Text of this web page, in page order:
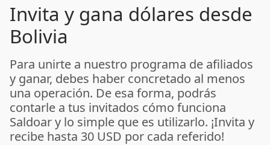
Invita y gana dólares desde
Bolivia
Para unirte a nuestro programa de afiliados
y ganar, debes haber concretado al menos
una operación. De esa forma, podrás
contarle a tus invitados cómo funciona
Saldoar y lo simple que es utilizarlo. ¡Invita y
recibe hasta 30 USD por cada referido!